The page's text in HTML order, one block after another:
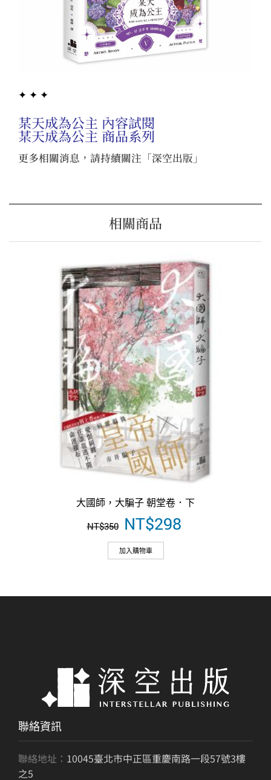
✦ ✦ ✦
某天成為公主 內容試閱
某天成為公主 商品系列
更多相關消息，請持續關注「深空出版 」
相關商品
大國師，大騙子 朝堂卷．下
NT$350 原
始
價
格：
NT$298
加入購物車
聯絡資訊
聯絡地址： 10045臺北市中正區重慶南路一段57號3樓
之5